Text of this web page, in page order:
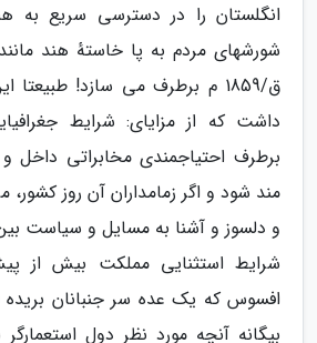
انگلستان را در دسترسی سریع به
ق/1859 م برطرف می سازد!
داشت که از مزایای: شرایط
برطرف احتیاجمندی مخابراتی داخل
مند شود و اگر زمامداران آن روز
و دلسوز و آشنا به مسایل و سیاست بین
شرایط استثنایی مملکت بیش از
افسوس که یک عده سر جنبانان بریده
بیگانه آنچه مورد نظر دول